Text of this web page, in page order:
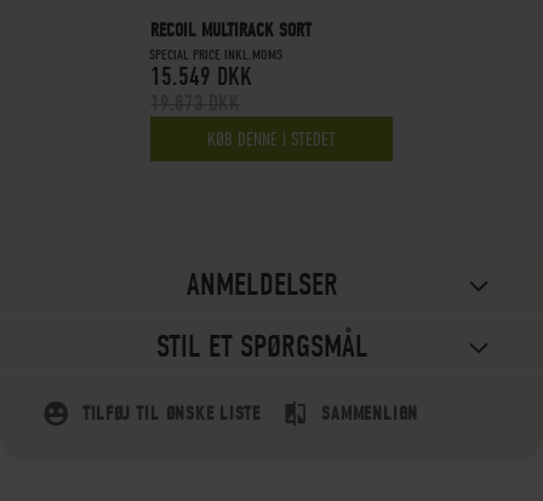
RECOIL MULTIRACK SORT
SPECIAL PRICE INKL.MOMS
15.549 DKK
19.873 DKK
KØB DENNE I STEDET
ANMELDELSER
STIL ET SPØRGSMÅL
TILFØJ TIL ØNSKE LISTE SAMMENLIGN